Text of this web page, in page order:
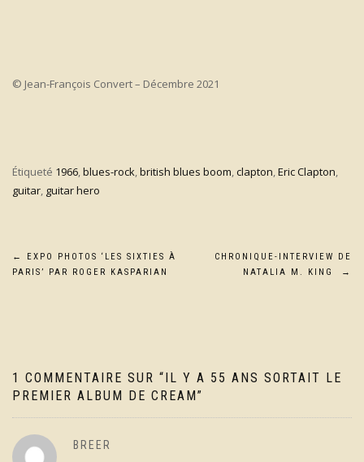
© Jean-François Convert – Décembre 2021
Étiqueté 1966,blues-rock,british blues boom,clapton,Eric Clapton,
guitar, guitar hero
Navigation
←
EXPO PHOTOS ‘LES SIXTIES À
PARIS’ PAR ROGER KASPARIAN
CHRONIQUE-INTERVIEW DE
NATALIA M. KING
→
1 COMMENTAIRE SUR “ IL Y A 55 ANS SORTAIT LE
PREMIER ALBUM DE CREAM ”
BREER